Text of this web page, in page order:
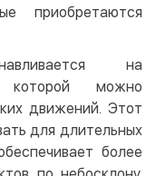
приобретаются
на
которой можно
движений. Этот
для длительных
более